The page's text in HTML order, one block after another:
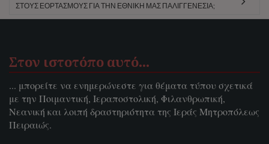
ΣΤΟΥΣ ΕΟΡΤΑΣΜΟΎΣ ΓΙΑ ΤΗΝ ΕΘΝΙΚΉ ΜΑΣ ΠΑΛΙΓΓΕΝΕΣΊΑ;
Στον ιστοτόπο αυτό…
... μπορείτε να ενημερώνεστε για θέματα τύπου σχετικά
με την Ποιμαντική, Ιεραποστολική, Φιλανθρωπική,
Νεανική και λοιπή δραστηριότητα της Ιεράς Μητροπόλεως
Πειραιώς.